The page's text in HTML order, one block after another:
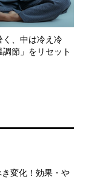
く、中は冷え冷
調節」をリセット
変化！効果・や